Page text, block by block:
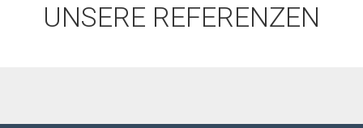
UNSERE REFERENZEN